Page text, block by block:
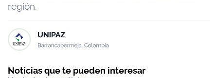
región.
Noticias que te pueden interesar